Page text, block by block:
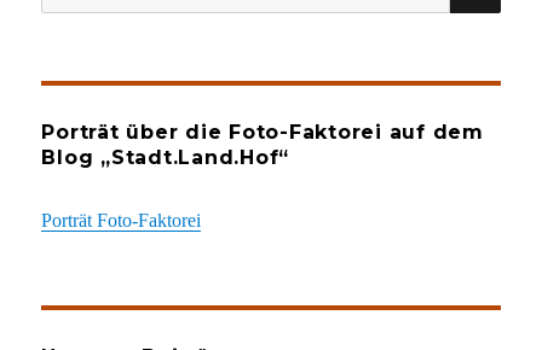
nach:
Porträt über die Foto-Faktorei auf dem
Blog „Stadt.Land.Hof“
Porträt Foto-Faktorei